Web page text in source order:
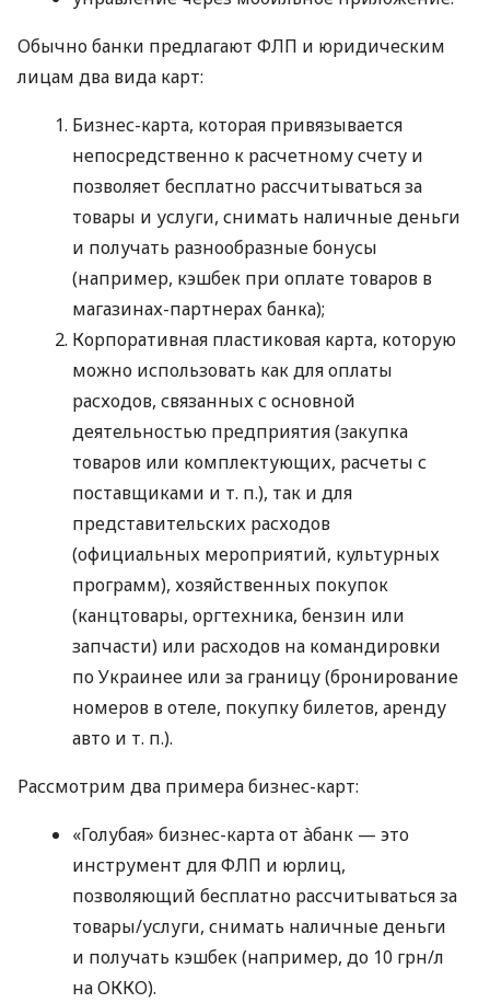
Обычно банки предлагают ФЛП и юридическим
лицам два вида карт:
Бизнес-карта, которая привязывается
непосредственно к расчетному счету и
позволяет бесплатно рассчитываться за
товары и услуги, снимать наличные деньги
и получать разнообразные бонусы
(например, кэшбек при оплате товаров в
магазинах-партнерах банка);
Корпоративная пластиковая карта, которую
можно использовать как для оплаты
расходов, связанных с основной
деятельностью предприятия (закупка
товаров или комплектующих, расчеты с
поставщиками и т. п.), так и для
представительских расходов
(официальных мероприятий, культурных
программ), хозяйственных покупок
(канцтовары, оргтехника, бензин или
запчасти) или расходов на командировки
по Украинее или за границу (бронирование
номеров в отеле, покупку билетов, аренду
авто и т. п.).
Рассмотрим два примера бизнес-карт:
«Голубая» бизнес-карта от àбанк — это
инструмент для ФЛП и юрлиц,
позволяющий бесплатно рассчитываться за
товары/услуги, снимать наличные деньги
и получать кэшбек (например, до 10 грн/л
на ОККО).